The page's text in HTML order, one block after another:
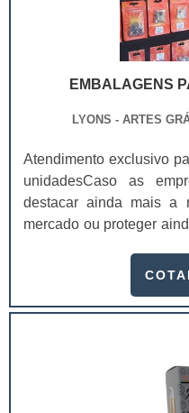
gramaturas, assim
lembrar que ao possuir
é imprescindível buscar
especializada no
adquire um produto de
EMBALAGENS
LYONS - ARTES
Atendimento exclusivo
unidadesCaso as
destacar ainda mais a
mercado ou proteger
algo importante para
atuar como uma